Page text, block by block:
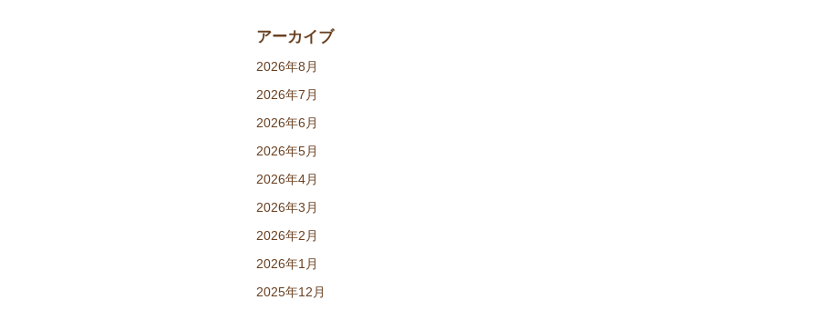
アーカイブ
2026年8月
2026年7月
2026年6月
2026年5月
2026年4月
2026年3月
2026年2月
2026年1月
2025年12月